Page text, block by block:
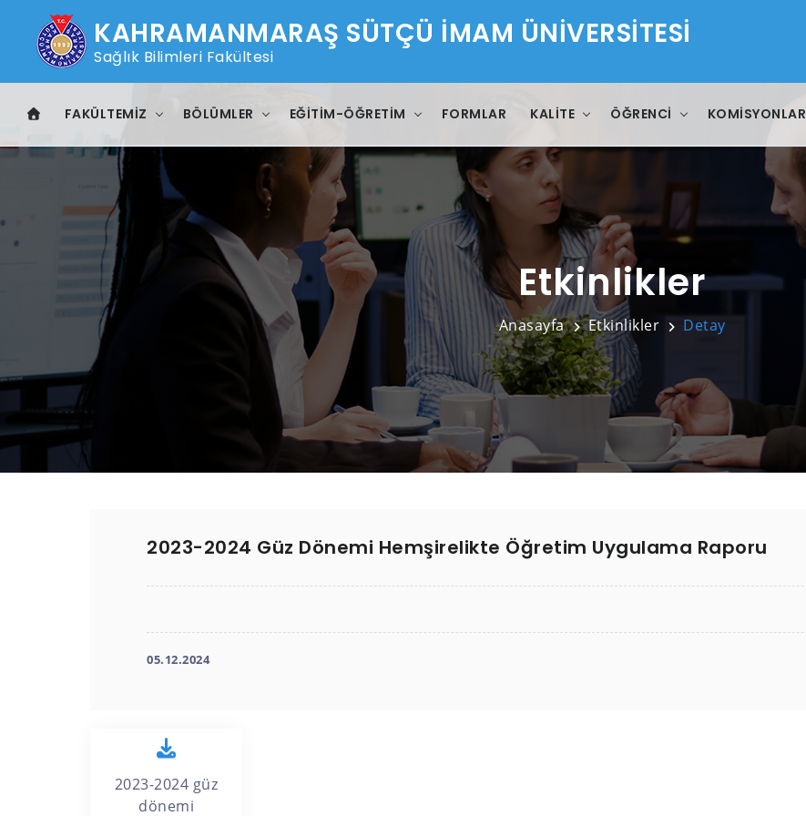
KAHRAMANMARAŞ SÜTÇÜ İMAM ÜNİVERSİTESİ
Sağlık Bilimleri Fakültesi
FAKÜLTEMIZ BÖLÜMLER EĞITIM-ÖĞRETIM FORMLAR KALITE ÖĞRENCI KOMISYONLAR
Etkinlikler
Anasayfa Etkinlikler Detay
2023-2024 Güz Dönemi Hemşirelikte Öğretim Uygulama Raporu
05.12.2024
2023-2024 güz
dönemi